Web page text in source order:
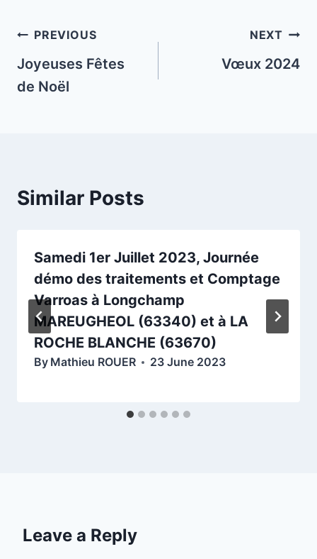
Post
navigation
PREVIOUS
Joyeuses Fêtes
de Noël
NEXT
Vœux 2024
Similar Posts
Samedi 1er Juillet 2023, Journée
démo des traitements et Comptage
Varroas à Longchamp
MAREUGHEOL (63340) et à LA
ROCHE BLANCHE (63670)
By Mathieu ROUER 23 June 2023
Leave a Reply